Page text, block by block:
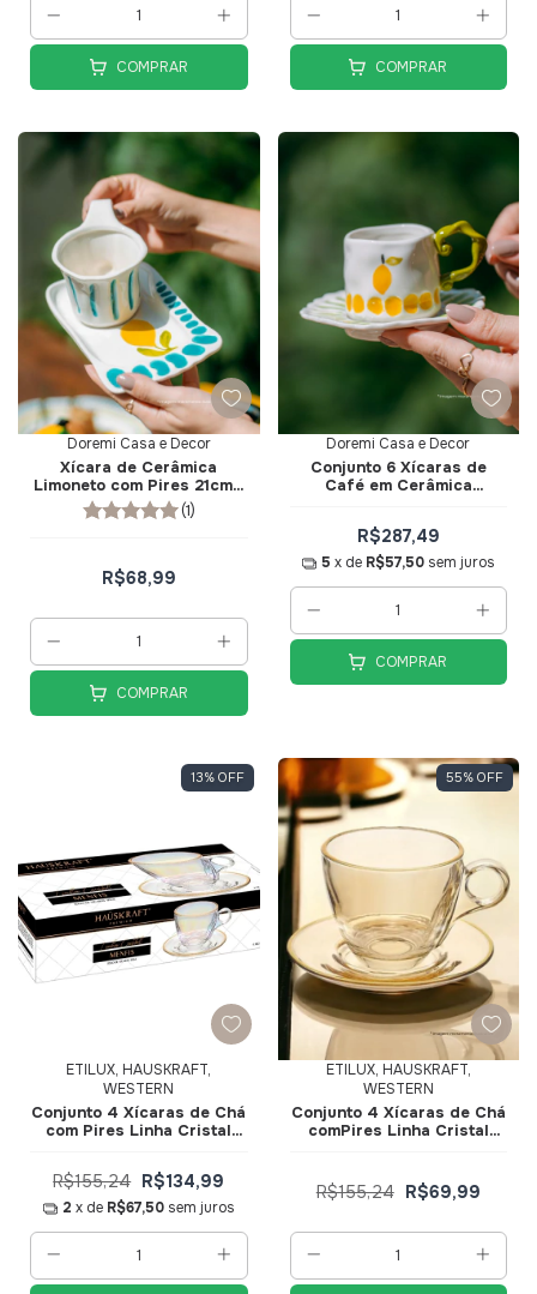
COMPRAR COMPRAR
Doremi Casa e Decor
Xícara de Cerâmica
Limoneto com Pires 21cm -
Doremi Casa e Decor
(1)
R$68,99
COMPRAR
Doremi Casa e Decor
Conjunto 6 Xícaras de
Café em Cerâmica
R$287,49
5 x de R$57,50 sem juros
COMPRAR
13% OFF
ETILUX, HAUSKRAFT,
WESTERN
Conjunto 4 Xícaras de Ch
com Pires Linha Cristal
R$155,24 R$134,99
2 x de R$67,50 sem juros
55% OFF
ETILUX, HAUSKRAFT,
WESTERN
Conjunto 4 Xícaras de Ch
comPires Linha Cristal
R$155,24 R$69,99